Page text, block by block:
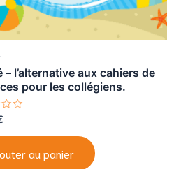
– l’alternative aux cahiers de
pour les collégiens.
au panier